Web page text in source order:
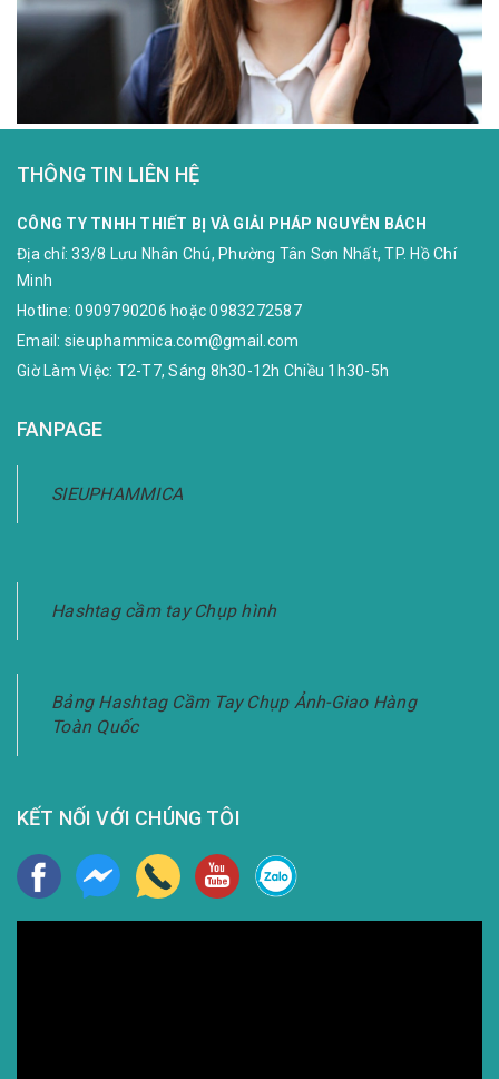
THÔNG TIN LIÊN HỆ
CÔNG TY TNHH THIẾT BỊ VÀ GIẢI PHÁP NGUYỄN BÁCH
Địa chỉ:33/8 Lưu Nhân Chú, Phường Tân Sơn Nhất, TP. Hồ Chí
Minh
Hotline:0909790206 hoặc0983272587
Email: sieuphammica.com@gmail.com
Giờ Làm Việc: T2-T7, Sáng 8h30-12h Chiều 1h30-5h
FANPAGE
SIEUPHAMMICA
Hashtag cầm tay Chụp hình
Bảng Hashtag Cầm Tay Chụp Ảnh-Giao Hàng
Toàn Quốc
KẾT NỐI VỚI CHÚNG TÔI